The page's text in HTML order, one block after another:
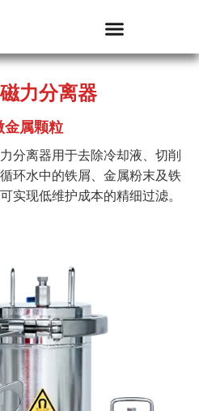
力分离器
金属颗粒
分离器用于去除冷却液、切削
环水中的铁屑、金属粉末及铁
实现低维护成本的精细过滤。